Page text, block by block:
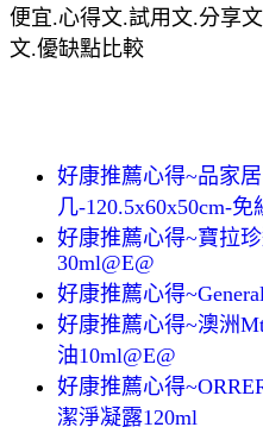
便宜.心得文.試用文.分享
文.優缺點比較
好康推薦心得~品家
几-120.5x60x50cm-免
好康推薦心得~寶拉
30ml@E@
好康推薦心得
好康推薦心得~澳洲
油10ml@E@
好康推薦心得
潔淨凝露120ml